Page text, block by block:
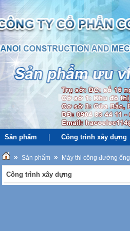
Sản phẩm Công trình xây dựng
» Sản phẩm » Máy thi công đường ống
Công trình xây dựng